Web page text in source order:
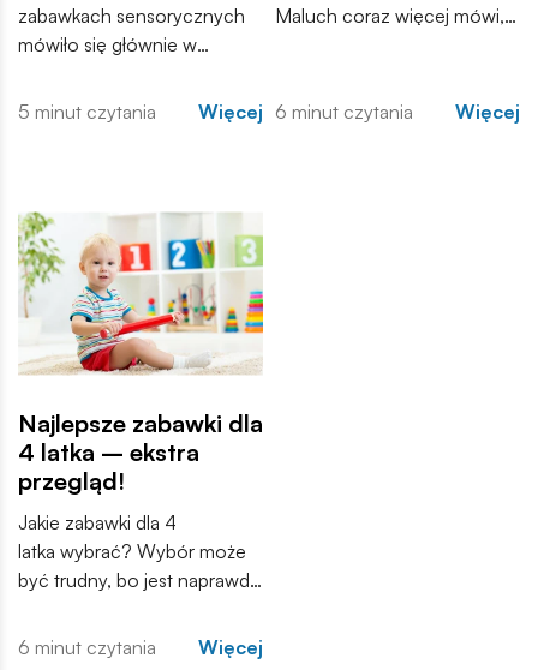
zabawkach sensorycznych
mówiło się głównie w
poradniach wspierających
rozwój dzieci. Dziś coraz
od jakiego wieku zabawki
sensoryczne będą
odpowiednie?
5 minut czytania Więcej
Maluch coraz więcej mówi,
historie podczas zabawy.
Zabawki przestają być
6 minut czytania Więcej
Najlepsze zabawki dla
4 latka – ekstra
przegląd!
Jakie zabawki dla 4
latka wybrać? Wybór może
być trudny, bo jest naprawdę
pierwszy rzut oka wiadomo
6 minut czytania Więcej